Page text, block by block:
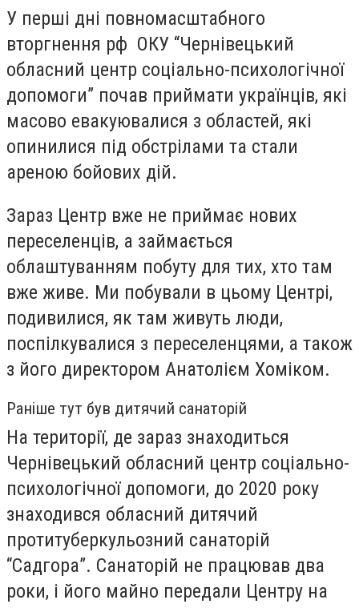
У перші дні повномасштабного
вторгнення рф ОКУ “Чернівецький
обласний центр соціально-психологічної
допомоги” почав приймати українців, які
масово евакуювалися з областей, які
опинилися під обстрілами та стали
ареною бойових дій.
Зараз Центр вже не приймає нових
переселенців, а займається
облаштуванням побуту для тих, хто там
вже живе. Ми побували в цьому Центрі,
подивилися, як там живуть люди,
поспілкувалися з переселенцями, а також
з його директором Анатолієм Хоміком.
Раніше тут був дитячий санаторій
На території, де зараз знаходиться
Чернівецький обласний центр соціально-
психологічної допомоги, до 2020 року
знаходився обласний дитячий
протитуберкульозний санаторій
“Садгора”. Санаторій не працював два
роки, і його майно передали Центру на